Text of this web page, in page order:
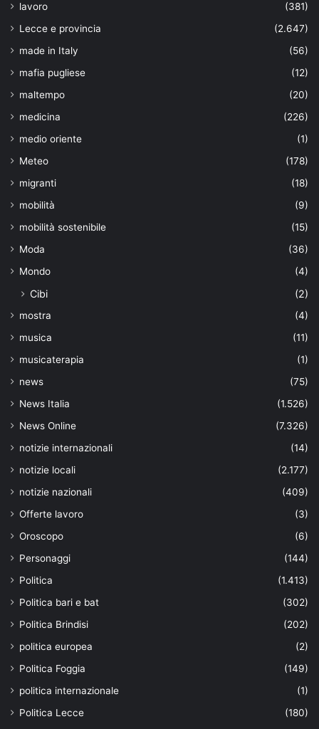
lavoro
(381)
Lecce e provincia
(2.647)
made in Italy
(56)
mafia pugliese
(12)
maltempo
(20)
medicina
(226)
medio oriente
(1)
Meteo
(178)
migranti
(18)
mobilità
(9)
mobilità sostenibile
(15)
Moda
(36)
Mondo
(4)
Cibi (2)
mostra
(4)
musica
(11)
musicaterapia
(1)
news
(75)
News Italia
(1.526)
News Online
(7.326)
notizie internazionali
(14)
notizie locali
(2.177)
notizie nazionali
(409)
Offerte lavoro
(3)
Oroscopo
(6)
Personaggi
(144)
Politica
(1.413)
Politica bari e bat
(302)
Politica Brindisi
(202)
politica europea
(2)
Politica Foggia
(149)
politica internazionale
(1)
Politica Lecce
(180)